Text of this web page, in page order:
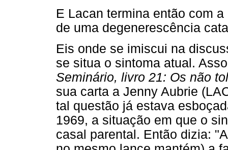
E Lacan termina então com
de uma degenerescência
Eis onde se imiscui na
se situa o sintoma atual.
Seminário, livro 21: Os não
sua carta a Jenny Aubrie
tal questão já estava
1969, a situação em que o
casal parental. Então dizia: